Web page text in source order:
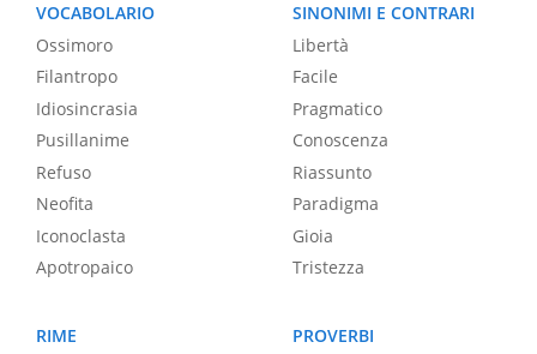
VOCABOLARIO
Ossimoro
Filantropo
Idiosincrasia
Pusillanime
Refuso
Neofita
Iconoclasta
Apotropaico
SINONIMI E CONTRARI
Libertà
Facile
Pragmatico
Conoscenza
Riassunto
Paradigma
Gioia
Tristezza
RIME
PROVERBI